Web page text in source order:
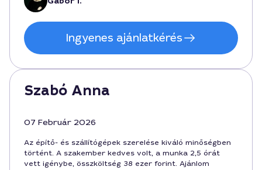
Ingyenes ajánlatkérés
Szabó Anna
07 Február 2026
Az építő- és szállítógépek szerelése kiváló minőségben
történt. A szakember kedves volt, a munka 2,5 órát
vett igénybe, összköltség 38 ezer forint. Ajánlom